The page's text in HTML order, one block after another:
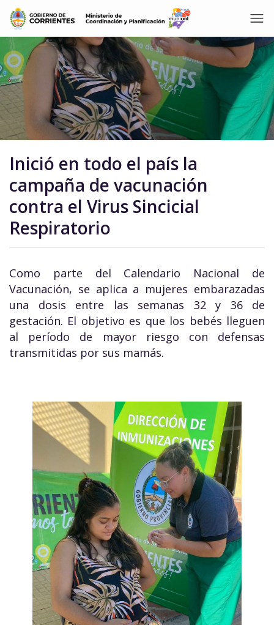
Inició en todo el país la
campaña de vacunación
contra el Virus Sincicial
Respiratorio
Como parte del Calendario Nacional de
Vacunación, se aplica a mujeres embarazadas
una dosis entre las semanas 32 y 36 de
gestación. El objetivo es que los bebés lleguen
al período de mayor riesgo con defensas
transmitidas por sus mamás.